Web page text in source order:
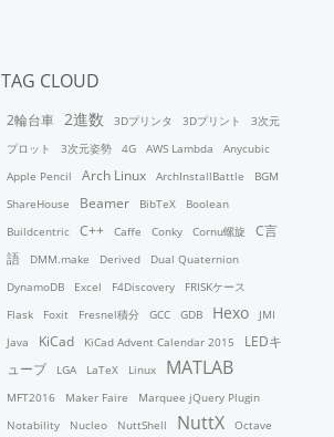
TAG CLOUD
2輪台車 2進数 3Dプリンタ 3Dプリント
3次元
プロット
3次元姿勢 4G AWS Lambda
Anycubic
Apple Pencil
Arch Linux ArchInstallBattle
BGM
ShareHouse
Beamer BibTeX
Boolean
Buildcentric
C++ Caffe Conky Cornu螺旋
C言
語
DMM.make Derived
Dual Quaternion
DynamoDB
Excel F4Discovery
FRISKケース
Flask
Foxit Fresnel積分 GCC GDB Hexo
JMI
Java
KiCad KiCad Advent Calendar 2015
LEDキ
ューブ
LGA LaTeX Linux MATLAB
MFT2016 Maker Faire
Marquee jQuery Plugin
Notability
Nucleo NuttShell NuttX Octave